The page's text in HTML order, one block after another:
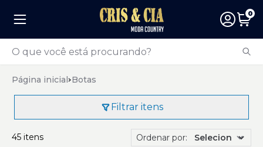
0
Página inicial Botas
Filtrar itens
45 itens Ordenar por: